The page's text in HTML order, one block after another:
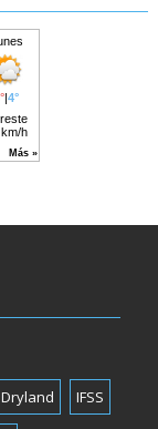
Dryland IFSS